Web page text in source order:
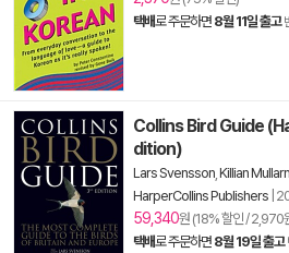
택배로 주문하면 8월 11일 출고
Collins Bird Guide
dition)
Lars Svensson Killian
HarperCollins Publishers
59,340원 (18% 할인 / 2,970
택배로 주문하면 8월 19일 출고